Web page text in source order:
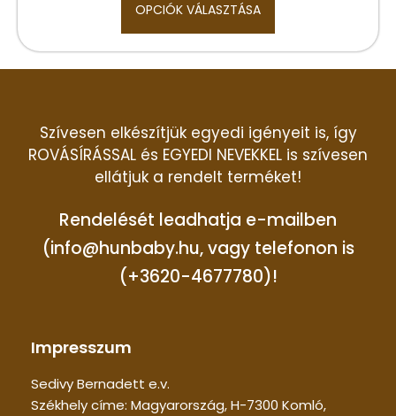
OPCIÓK VÁLASZTÁSA
Szívesen elkészítjük egyedi igényeit is, így
ROVÁSÍRÁSSAL és EGYEDI NEVEKKEL is szívesen
ellátjuk a rendelt terméket!
Rendelését leadhatja e-mailben
(info@hunbaby.hu, vagy telefonon is
(+3620-4677780)!
Impresszum
Sedivy Bernadett e.v.
Székhely címe: Magyarország, H-7300 Komló,